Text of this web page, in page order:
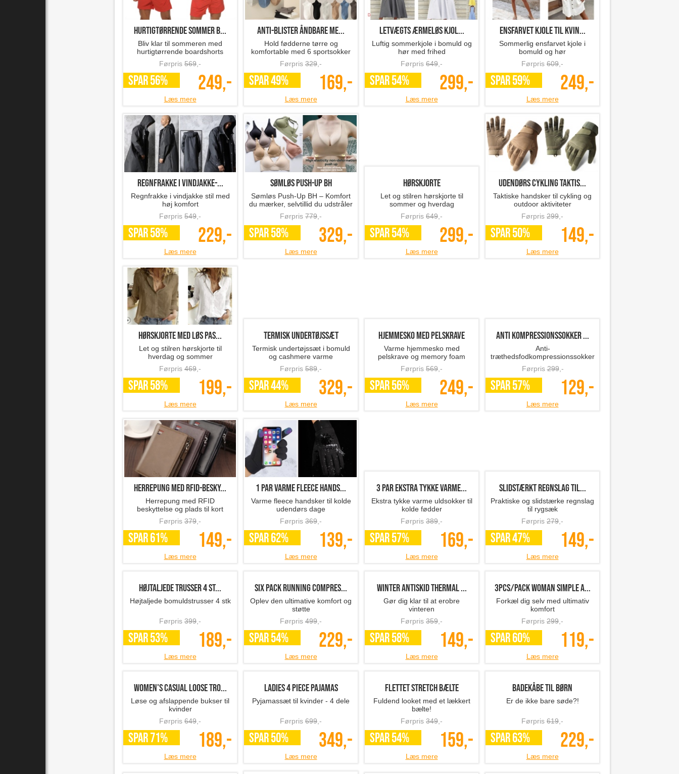
hurtigtørrende sommer b...
Bliv klar til sommeren med
hurtigtørrende boardshorts
Førpris 569 ,-
SPAR 56% 249,-
Læs mere
Anti-blister åndbare me...
Hold fødderne tørre og
komfortable med 6 sportsokker
Førpris 329 ,-
SPAR 49% 169,-
Læs mere
Letvægts ærmeløs kjol...
Luftig sommerkjole i bomuld og
hør med frihed
Førpris 649 ,-
SPAR 54% 299,-
Læs mere
ensfarvet kjole til kvin...
Sommerlig ensfarvet kjole i
bomuld og hør
Førpris 609 ,-
SPAR 59% 249,-
Læs mere
regnfrakke i vindjakke-...
Regnfrakke i vindjakke stil med
høj komfort
Førpris 549 ,-
SPAR 58% 229,-
Læs mere
Sømløs Push-Up BH
Sømløs Push-Up BH – Komfort
du mærker, selvtillid du udstråler
Førpris 779 ,-
SPAR 58% 329,-
Læs mere
hørskjorte
Let og stilren hørskjorte til
sommer og hverdag
Førpris 649 ,-
SPAR 54% 299,-
Læs mere
Udendørs cykling taktis...
Taktiske handsker til cykling og
outdoor aktiviteter
Førpris 299 ,-
SPAR 50% 149,-
Læs mere
hørskjorte med løs pas...
Let og stilren hørskjorte til
hverdag og sommer
Førpris 469,-
SPAR 58% 199,-
Læs mere
termisk undertøjssæt
Termisk undertøjssæt i bomuld
og cashmere varme
Førpris 589,-
SPAR 44% 329,-
Læs mere
hjemmesko med pelskrave
Varme hjemmesko med
pelskrave og memory foam
komfort
Førpris 569,-
SPAR 56% 249,-
Læs mere
anti kompressionssokker ...
Anti-
træthedsfodkompressionssokker
der lindrer ømme fødder
Førpris299,-
SPAR 57% 129,-
Læs mere
Herrepung med RFID-besky...
Herrepung med RFID
beskyttelse og plads til kort
Førpris 379,-
SPAR 61% 149,-
Læs mere
1 par varme fleece hands...
Varme fleece handsker til kolde
udendørs dage
Førpris 369,-
SPAR 62% 139,-
Læs mere
3 par ekstra tykke varme...
Ekstra tykke varme uldsokker til
kolde fødder
Førpris 389,-
SPAR 57% 169,-
Læs mere
Slidstærkt regnslag til...
Praktiske og slidstærke regnslag
til rygsæk
Førpris 279,-
SPAR 47% 149,-
Læs mere
Højtaljede trusser 4 st...
Højtaljede bomuldstrusser 4 stk
Førpris 399,-
SPAR 53% 189,-
Læs mere
Six Pack Running Compres...
Oplev den ultimative komfort og
støtte
Førpris 499,-
SPAR 54% 229,-
Læs mere
Winter Antiskid Thermal ...
Gør dig klar til at erobre
vinteren
Førpris 359,-
SPAR 58% 149,-
Læs mere
3pcs/Pack Woman simple a...
Forkæl dig selv med ultimativ
komfort
Førpris 299,-
SPAR 60% 119,-
Læs mere
Women's casual loose tro...
Løse og afslappende bukser til
kvinder
Førpris 649,-
SPAR 71% 189,-
Læs mere
Ladies 4 Piece Pajamas
Pyjamassæt til kvinder - 4 dele
Førpris 699,-
SPAR 50% 349,-
Læs mere
Flettet stretch bælte
Fuldend looket med et lækkert
bælte!
Førpris 349,-
SPAR 54% 159,-
Læs mere
Badekåbe til børn
Er de ikke bare søde?!
Førpris 619,-
SPAR 63% 229,-
Læs mere